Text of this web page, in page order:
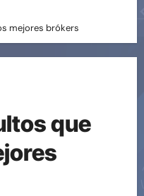
mejores brókers
que